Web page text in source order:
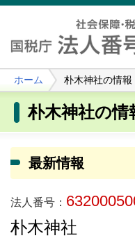
ホーム 朴木神社の情報
朴木神社の情
最新情報
法人番号：
朴木神社